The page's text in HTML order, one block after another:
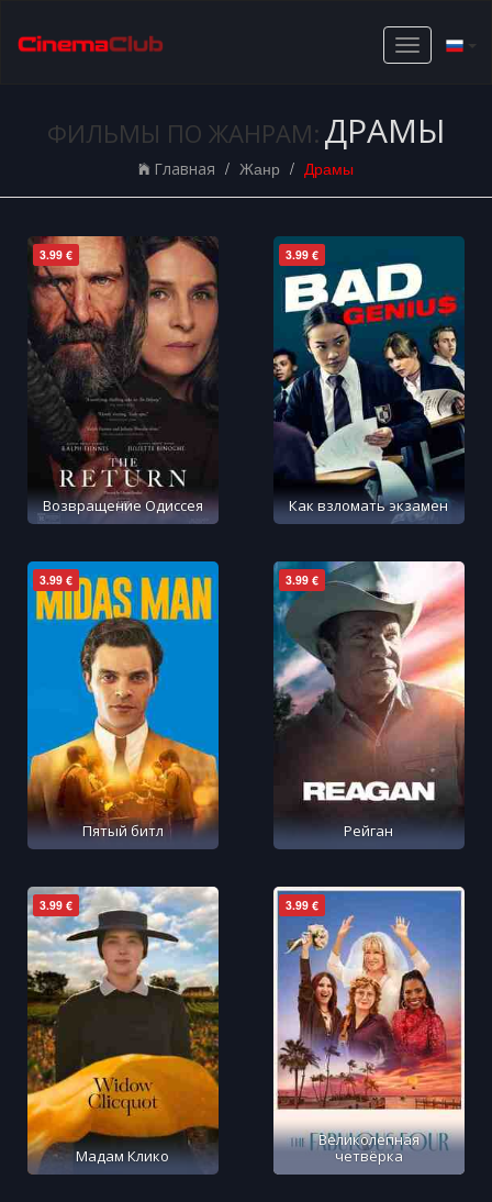
Toggle
navigation
ФИЛЬМЫ ПО ЖАНРАМ: ДРАМЫ
Главная Жанр Драмы
3.99 €
Как взломать экзамен
3.99 €
Возвращение Одиссея
3.99 €
Рейган
3.99 €
Пятый битл
3.99 €
Великолепная
четвёрка
3.99 €
Мадам Клико